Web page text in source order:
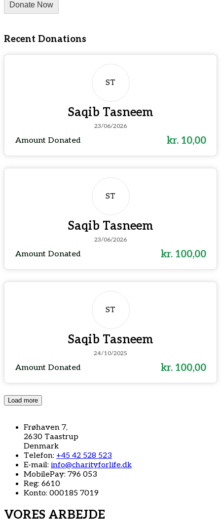
Donate Now
Recent Donations
ST
Saqib Tasneem
23/06/2026
Amount Donated kr. 10,00
ST
Saqib Tasneem
23/06/2026
Amount Donated kr. 100,00
ST
Saqib Tasneem
24/10/2025
Amount Donated kr. 100,00
Load more
Frøhaven 7,
2630 Taastrup
Denmark
Telefon: +45 42 528 523
E-mail: info@charityforlife.dk
MobilePay: 796 053
Reg: 6610
Konto: 000185 7019
VORES ARBEJDE